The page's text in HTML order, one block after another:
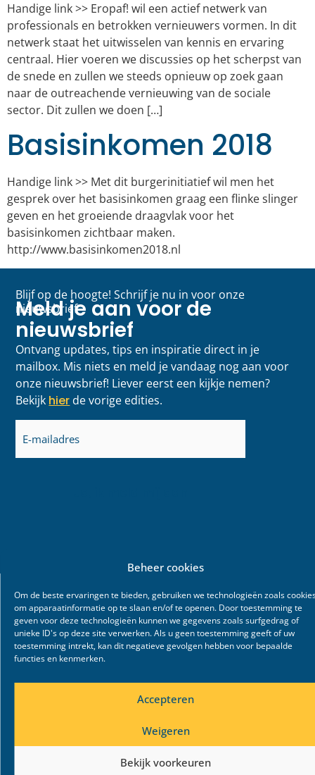
Beheer cookies
Om de beste ervaringen te bieden, gebruiken we technologieën zoals
om apparaatinformatie op te slaan en/of te openen. Door toestemming te
geven voor deze technologieën kunnen we gegevens zoals surfgedrag of
unieke ID's op deze site verwerken. Als u geen toestemming geeft of uw
toestemming intrekt, kan dit negatieve gevolgen hebben voor bepaalde
functies en kenmerken.
Accepteren
Weigeren
Bekijk voorkeuren
Handige link >> Eropaf! wil een actief netwerk van
professionals en betrokken vernieuwers vormen. In dit
netwerk staat het uitwisselen van kennis en ervaring
centraal. Hier voeren we discussies op het scherpst van
de snede en zullen we steeds opnieuw op zoek gaan
naar de outreachende vernieuwing van de sociale
sector. Dit zullen we doen […]
Basisinkomen 2018
Handige link >> Met dit burgerinitiatief wil men het
gesprek over het basisinkomen graag een flinke slinger
geven en het groeiende draagvlak voor het
basisinkomen zichtbaar maken.
http://www.basisinkomen2018.nl
Blijf op de hoogte! Schrijf je nu in voor onze
nieuwsbrief
Meld je aan voor de
nieuwsbrief
Ontvang updates, tips en inspiratie direct in je
mailbox. Mis niets en meld je vandaag nog aan voor
onze nieuwsbrief! Liever eerst een kijkje nemen?
Bekijk hier de vorige edities.
E-
mailadres
(Vereist)